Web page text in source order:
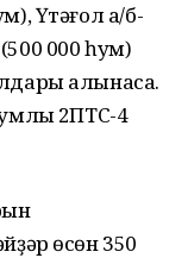
Үтәғол а/б-
000 һум)
алынасаҡ.
2ПТС-4
өсөн 350